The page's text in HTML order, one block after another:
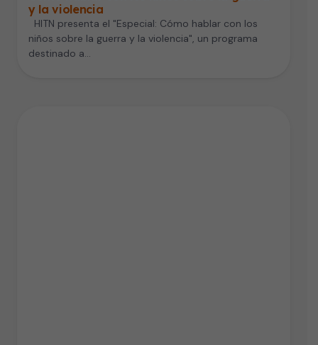
y la violencia
HITN presenta el "Especial: Cómo hablar con los
niños sobre la guerra y la violencia", un programa
destinado a…